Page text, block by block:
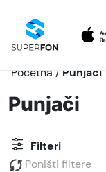
Početna / Punjači
Punjači
Filteri
Poništi filtere